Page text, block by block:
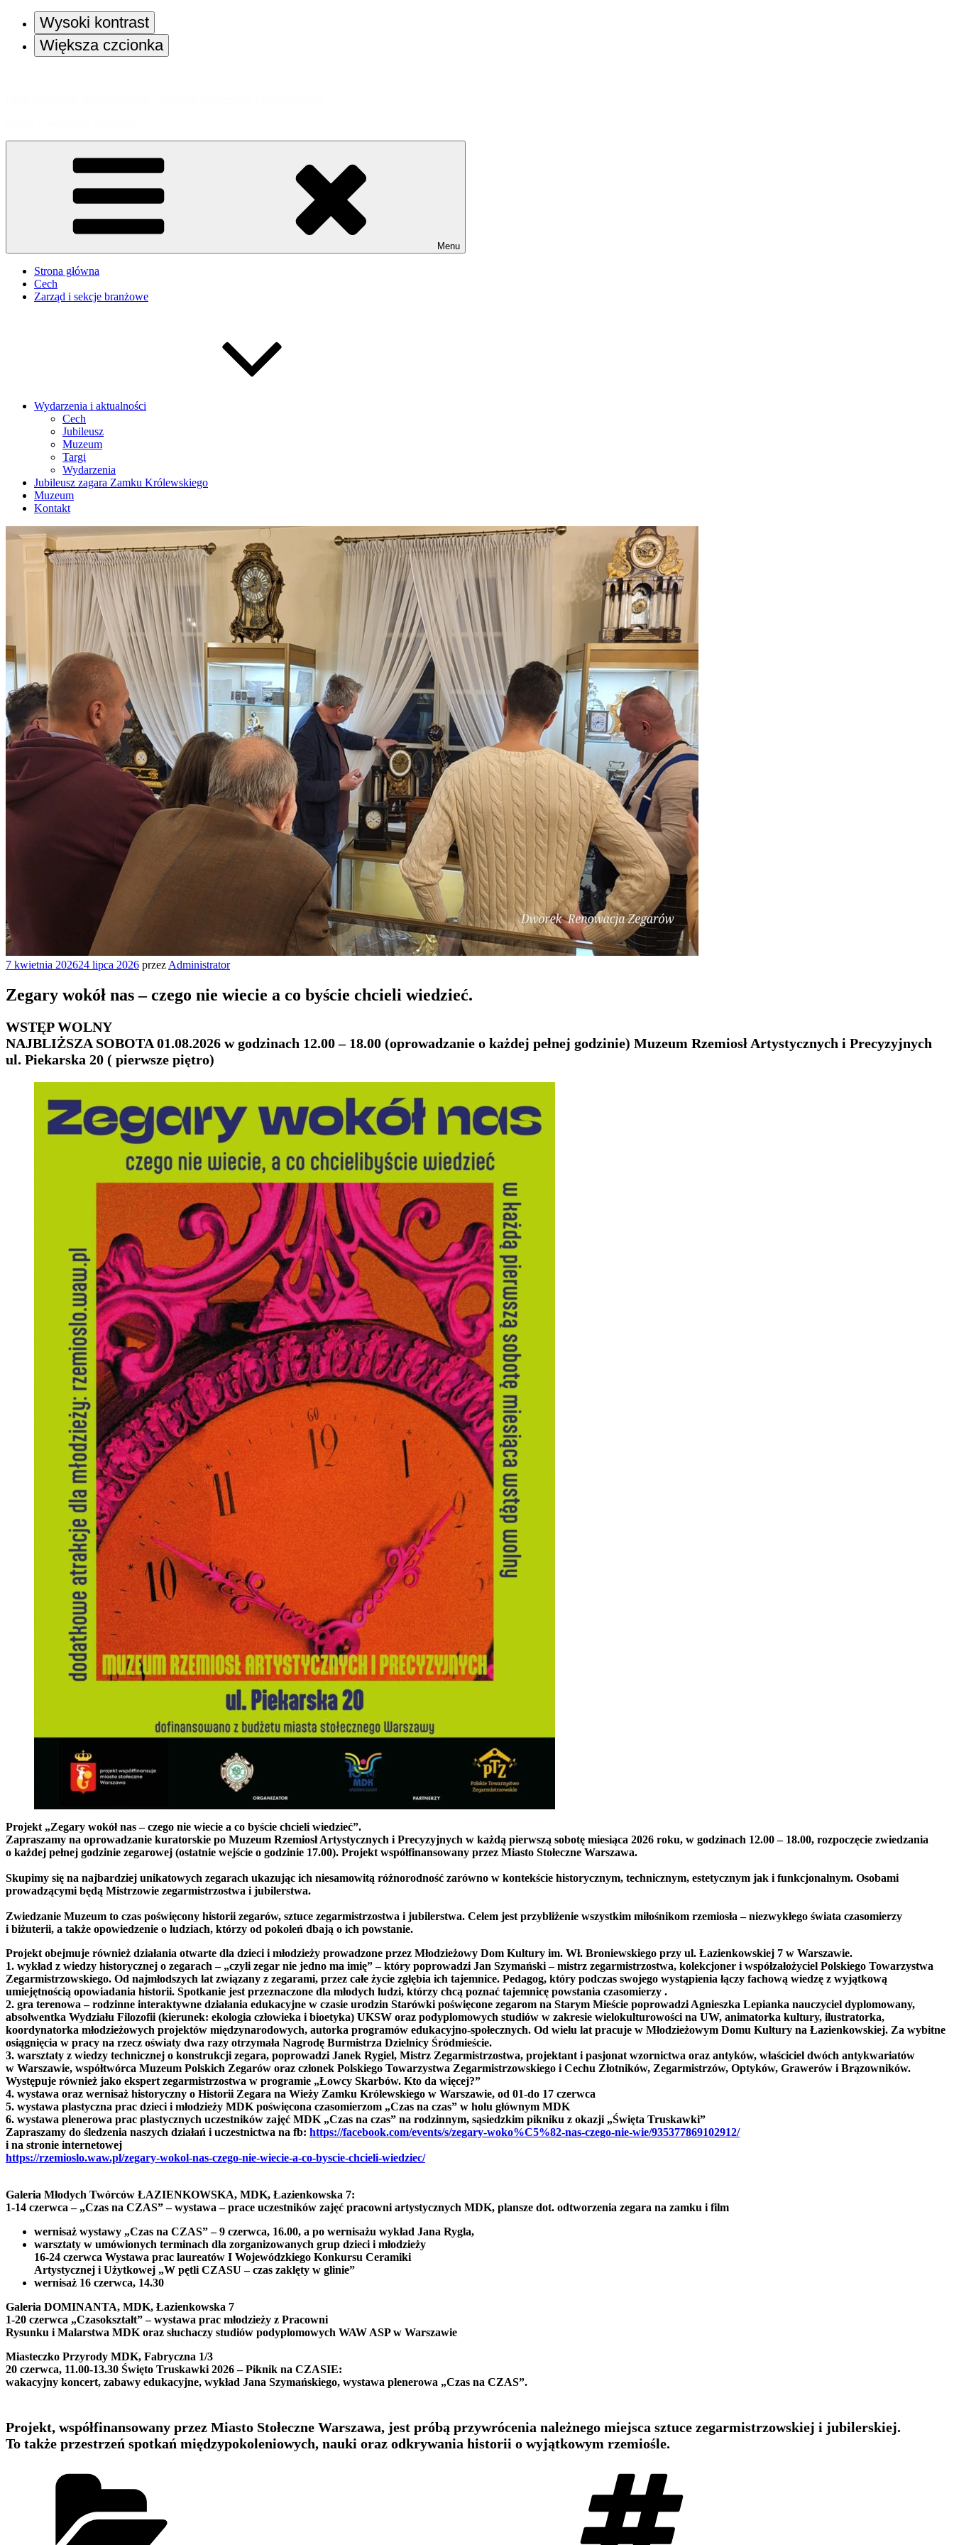
Wysoki kontrast
Większa czcionka
Menu
Strona główna
Cech
Zarząd i sekcje branżowe
Wydarzenia i aktualności
Cech
Jubileusz
Muzeum
Targi
Wydarzenia
Jubileusz zagara Zamku Królewskiego
Muzeum
Kontakt
Opublikowane
7 kwietnia 202624 lipca 2026 przez Administrator
Zegary wokół nas – czego nie wiecie a co byście chcieli wiedzieć.
WSTĘP WOLNY
NAJBLIŻSZA SOBOTA 01.08.2026 w godzinach 12.00 – 18.00 (oprowadzanie o każdej pełnej godzinie) Muzeum Rzemiosł Artystycznych i Precyzyjnych
ul. Piekarska 20 ( pierwsze piętro)
Projekt „Zegary wokół nas – czego nie wiecie a co byście chcieli wiedzieć”.
Zapraszamy na oprowadzanie kuratorskie po Muzeum Rzemiosł Artystycznych i Precyzyjnych w każdą pierwszą sobotę miesiąca 2026 roku, w godzinach 12.00 – 18.00, rozpoczęcie zwiedzania
o każdej pełnej godzinie zegarowej (ostatnie wejście o godzinie 17.00). Projekt współfinansowany przez Miasto Stołeczne Warszawa.
Skupimy się na najbardziej unikatowych zegarach ukazując ich niesamowitą różnorodność zarówno w kontekście historycznym, technicznym, estetycznym jak i funkcjonalnym. Osobami
prowadzącymi będą Mistrzowie zegarmistrzostwa i jubilerstwa.
Zwiedzanie Muzeum to czas poświęcony historii zegarów, sztuce zegarmistrzostwa i jubilerstwa. Celem jest przybliżenie wszystkim miłośnikom rzemiosła – niezwykłego świata czasomierzy
i biżuterii, a także opowiedzenie o ludziach, którzy od pokoleń dbają o ich powstanie.
Projekt obejmuje również działania otwarte dla dzieci i młodzieży prowadzone przez Młodzieżowy Dom Kultury im. Wł. Broniewskiego przy ul. Łazienkowskiej 7 w Warszawie.
1. wykład z wiedzy historycznej o zegarach – „czyli zegar nie jedno ma imię” – który poprowadzi Jan Szymański – mistrz zegarmistrzostwa, kolekcjoner i współzałożyciel Polskiego Towarzystwa
Zegarmistrzowskiego. Od najmłodszych lat związany z zegarami, przez całe życie zgłębia ich tajemnice. Pedagog, który podczas swojego wystąpienia łączy fachową wiedzę z wyjątkową
umiejętnością opowiadania historii. Spotkanie jest przeznaczone dla młodych ludzi, którzy chcą poznać tajemnicę powstania czasomierzy .
2. gra terenowa – rodzinne interaktywne działania edukacyjne w czasie urodzin Starówki poświęcone zegarom na Starym Mieście poprowadzi Agnieszka Lepianka nauczyciel dyplomowany,
absolwentka Wydziału Filozofii (kierunek: ekologia człowieka i bioetyka) UKSW oraz podyplomowych studiów w zakresie wielokulturowości na UW, animatorka kultury, ilustratorka,
koordynatorka młodzieżowych projektów międzynarodowych, autorka programów edukacyjno-społecznych. Od wielu lat pracuje w Młodzieżowym Domu Kultury na Łazienkowskiej. Za wybitne
osiągnięcia w pracy na rzecz oświaty dwa razy otrzymała Nagrodę Burmistrza Dzielnicy Śródmieście.
3. warsztaty z wiedzy technicznej o konstrukcji zegara, poprowadzi Janek Rygiel, Mistrz Zegarmistrzostwa, projektant i pasjonat wzornictwa oraz antyków, właściciel dwóch antykwariatów
w Warszawie, współtwórca Muzeum Polskich Zegarów oraz członek Polskiego Towarzystwa Zegarmistrzowskiego i Cechu Złotników, Zegarmistrzów, Optyków, Grawerów i Brązowników.
Występuje również jako ekspert zegarmistrzostwa w programie „Łowcy Skarbów. Kto da więcej?”
4. wystawa oraz wernisaż historyczny o Historii Zegara na Wieży Zamku Królewskiego w Warszawie, od 01-do 17 czerwca
5. wystawa plastyczna prac dzieci i młodzieży MDK poświęcona czasomierzom „Czas na czas” w holu głównym MDK
6. wystawa plenerowa prac plastycznych uczestników zajęć MDK „Czas na czas” na rodzinnym, sąsiedzkim pikniku z okazji „Święta Truskawki”
Zapraszamy do śledzenia naszych działań i uczestnictwa na fb: https://facebook.com/events/s/zegary-woko%C5%82-nas-czego-nie-wie/935377869102912/
i na stronie internetowej
https://rzemioslo.waw.pl/zegary-wokol-nas-czego-nie-wiecie-a-co-byscie-chcieli-wiedziec/
Galeria Młodych Twórców ŁAZIENKOWSKA, MDK, Łazienkowska 7:
1-14 czerwca – „Czas na CZAS” – wystawa – prace uczestników zajęć pracowni artystycznych MDK, plansze dot. odtworzenia zegara na zamku i film
wernisaż wystawy „Czas na CZAS” – 9 czerwca, 16.00, a po wernisażu wykład Jana Rygla,
warsztaty w umówionych terminach dla zorganizowanych grup dzieci i młodzieży
16-24 czerwca Wystawa prac laureatów I Wojewódzkiego Konkursu Ceramiki
Artystycznej i Użytkowej „W pętli CZASU – czas zaklęty w glinie”
wernisaż 16 czerwca, 14.30
Galeria DOMINANTA, MDK, Łazienkowska 7
1-20 czerwca „Czasokształt” – wystawa prac młodzieży z Pracowni
Rysunku i Malarstwa MDK oraz słuchaczy studiów podyplomowych WAW ASP w Warszawie
Miasteczko Przyrody MDK, Fabryczna 1/3
20 czerwca, 11.00-13.30 Święto Truskawki 2026 – Piknik na CZASIE:
wakacyjny koncert, zabawy edukacyjne, wykład Jana Szymańskiego, wystawa plenerowa „Czas na CZAS”.
Projekt, współfinansowany przez Miasto Stołeczne Warszawa, jest próbą przywrócenia należnego miejsca sztuce zegarmistrzowskiej i jubilerskiej.
To także przestrzeń spotkań międzypokoleniowych, nauki oraz odkrywania historii o wyjątkowym rzemiośle.